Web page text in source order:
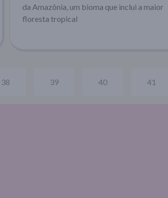
da Amazônia, um bioma que inclui a maior
floresta tropical
38 39 40 41